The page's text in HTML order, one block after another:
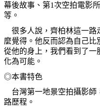
幕後故事、第1次空拍電影
等。
很多人說，齊柏林這一路
麼覺得。他反而認為自己比
從他的身上，我們看到了一
化為可能。
◎本書特色
台灣第一地景空拍攝影師
路歷程。